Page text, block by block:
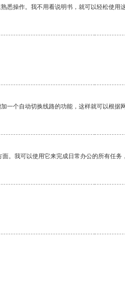
悉操作。我不用看说明书，就可以轻松使用
个自动切换线路的功能，这样就可以根据
。我可以使用它来完成日常办公的所有任务